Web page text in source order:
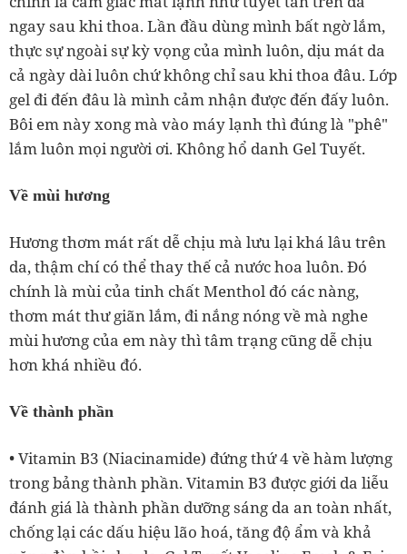
ngay sau khi thoa. Lần đầu dùng mình bất ngờ lắm,
thực sự ngoài sự kỳ vọng của mình luôn, dịu mát da
cả ngày dài luôn chứ không chỉ sau khi thoa đâu. Lớp
gel đi đến đâu là mình cảm nhận được đến đấy luôn.
Bôi em này xong mà vào máy lạnh thì đúng là "phê"
lắm luôn mọi người ơi. Không hổ danh Gel Tuyết.
Về mùi hương
Hương thơm mát rất dễ chịu mà lưu lại khá lâu trên
da, thậm chí có thể thay thế cả nước hoa luôn. Đó
chính là mùi của tinh chất Menthol đó các nàng,
thơm mát thư giãn lắm, đi nắng nóng về mà nghe
mùi hương của em này thì tâm trạng cũng dễ chịu
hơn khá nhiều đó.
Về thành phần
• Vitamin B3 (Niacinamide) đứng thứ 4 về hàm lượng
trong bảng thành phần. Vitamin B3 được giới da liễu
đánh giá là thành phần dưỡng sáng da an toàn nhất,
chống lại các dấu hiệu lão hoá, tăng độ ẩm và khả